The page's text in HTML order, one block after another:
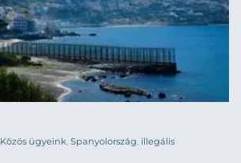
Közös ügyeink, Spanyolország, illegális